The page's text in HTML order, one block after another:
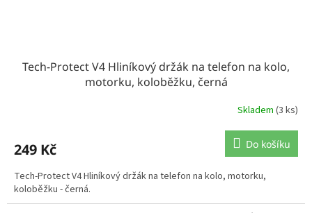
Tech-Protect V4 Hliníkový držák na telefon na kolo,
motorku, koloběžku, černá
Skladem (3 ks)
249 Kč Do košíku
Tech-Protect V4 Hliníkový držák na telefon na kolo, motorku,
koloběžku - černá.